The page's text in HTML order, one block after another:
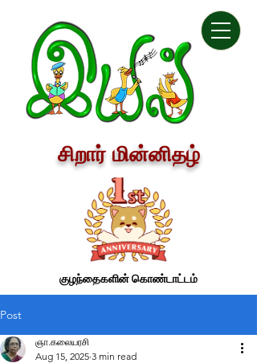
சிறார் மின்னிதழ்
குழந்தைகளின் கொண்டாட்டம்
Post
ஞா.கலையரசி
Aug 15, 2025 3 min read